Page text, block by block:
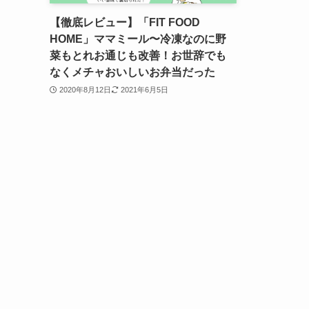
【徹底レビュー】「FIT FOOD
HOME」ママミール〜冷凍なのに野
菜もとれお通じも改善！お世辞でも
なくメチャおいしいお弁当だった
2020年8月12日 2021年6月5日